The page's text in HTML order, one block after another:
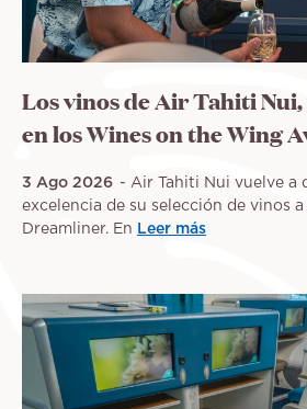
Los vinos de Air Tahiti
en los Wines on the Wing
3 Ago 2026
Air Tahiti Nui vuelve a
excelencia de su selección de vinos
Dreamliner. En
Leer más